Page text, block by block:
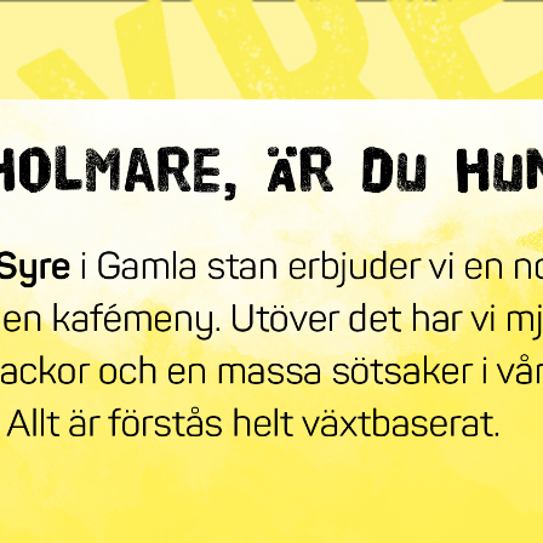
Syre Play Nyhetsbrev Stöd oss Mer